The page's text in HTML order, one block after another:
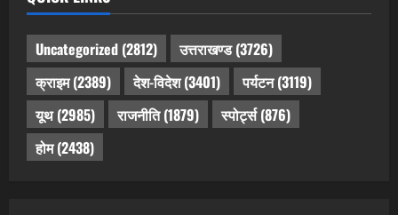
Uncategorized (2812) उत्तराखण्ड(3726)
क्राइम(2389) देश-विदेश(3401) पर्यटन(3119)
यूथ(2985) राजनीति(1879) स्पोर्ट्स(876)
होम(2438)